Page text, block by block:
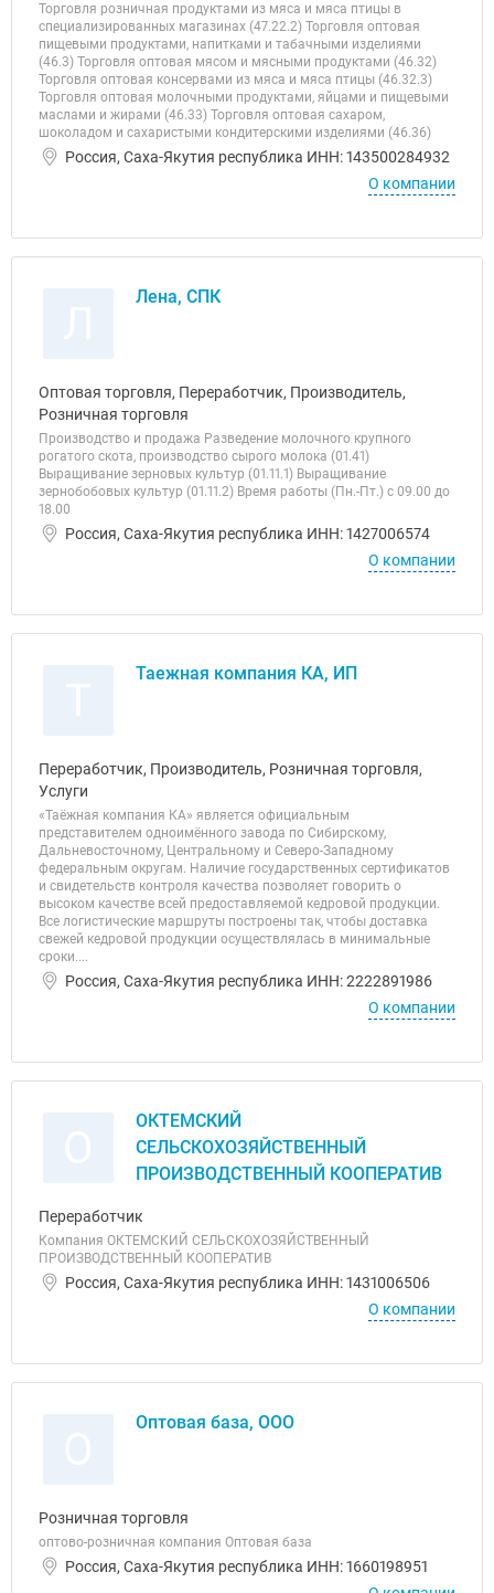
Торговля розничная продуктами из мяса и мяса птицы в
специализированных магазинах (47.22.2) Торговля оптовая
пищевыми продуктами, напитками и табачными изделиями
(46.3) Торговля оптовая мясом и мясными продуктами (46.32)
Торговля оптовая консервами из мяса и мяса птицы (46.32.3)
Торговля оптовая молочными продуктами, яйцами и пищевыми
маслами и жирами (46.33) Торговля оптовая сахаром,
шоколадом и сахаристыми кондитерскими изделиями (46.36)
Россия, Саха-Якутия республика ИНН: 143500284932
О компании
Лена, СПК
Оптовая торговля, Переработчик, Производитель,
Розничная торговля
Производство и продажа Разведение молочного крупного
рогатого скота, производство сырого молока (01.41)
Выращивание зерновых культур (01.11.1) Выращивание
зернобобовых культур (01.11.2) Время работы (Пн.-Пт.) с 09.00 до
18.00
Россия, Саха-Якутия республика ИНН: 1427006574
О компании
Таежная компания КА, ИП
Переработчик, Производитель, Розничная торговля,
Услуги
«Таёжная компания КА» является официальным
представителем одноимённого завода по Сибирскому,
Дальневосточному, Центральному и Северо-Западному
федеральным округам. Наличие государственных сертификатов
и свидетельств контроля качества позволяет говорить о
высоком качестве всей предоставляемой кедровой продукции.
Все логистические маршруты построены так, чтобы доставка
свежей кедровой продукции осуществлялась в минимальные
сроки....
Россия, Саха-Якутия республика ИНН: 2222891986
О компании
ОКТЕМСКИЙ
СЕЛЬСКОХОЗЯЙСТВЕННЫЙ
ПРОИЗВОДСТВЕННЫЙ КООПЕРАТИВ
Переработчик
Компания ОКТЕМСКИЙ СЕЛЬСКОХОЗЯЙСТВЕННЫЙ
ПРОИЗВОДСТВЕННЫЙ КООПЕРАТИВ
Россия, Саха-Якутия республика ИНН: 1431006506
О компании
Оптовая база, ООО
Розничная торговля
оптово-розничная компания Оптовая база
Россия, Саха-Якутия республика ИНН: 1660198951